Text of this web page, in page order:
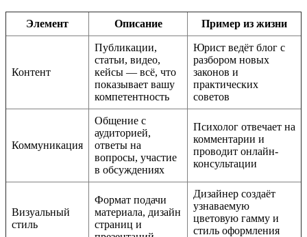
Элемент Описание Пример из жизни
Контент
Публикации,
статьи, видео,
кейсы — всё, что
показывает вашу
компетентность
Юрист ведёт блог с
разбором новых
законов и
практических
советов
Коммуникация
Общение с
аудиторией,
ответы на
вопросы, участие
в обсуждениях
Психолог отвечает на
комментарии и
проводит онлайн-
консультации
Визуальный
стиль
Формат подачи
материала, дизайн
страниц и
Дизайнер создаёт
узнаваемую
цветовую гамму и
стиль оформления